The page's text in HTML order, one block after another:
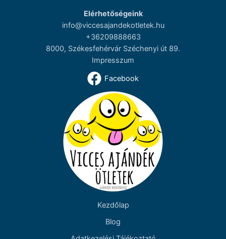
Elérhetőségeink
info@viccesajandekotletek.hu
+36209888663
8000, Székesfehérvár Széchenyi út 89.
Impresszum
Facebook
Kezdőlap
Blog